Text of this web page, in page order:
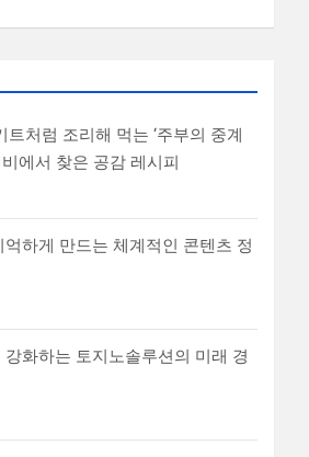
트처럼 조리해 먹는 ‘주부의 중계
에서 찾은 공감 레시피
하게 만드는 체계적인 콘텐츠 정
화하는 토지노솔루션의 미래 경